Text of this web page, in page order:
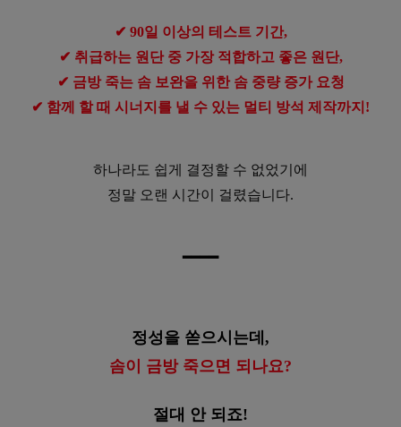
✔ 90일 이상의 테스트 기간,
✔ 취급하는 원단 중 가장 적합하고 좋은 원단,
✔ 금방 죽는 솜 보완을 위한 솜 중량 증가 요청
✔ 함께 할 때 시너지를 낼 수 있는 멀티 방석 제작까지!
하나라도 쉽게 결정할 수 없었기에
정말 오랜 시간이 걸렸습니다.
━━━━
정성을 쏟으시는데,
솜이 금방 죽으면 되나요?
절대 안 되죠!